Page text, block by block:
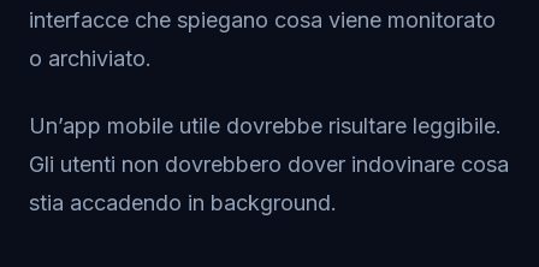
interfacce che spiegano cosa viene monitorato
o archiviato.
Un’app mobile utile dovrebbe risultare leggibile.
Gli utenti non dovrebbero dover indovinare cosa
stia accadendo in background.